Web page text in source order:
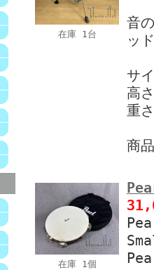
在庫 1台
音
ッ
サ
高
重
商
在庫 1個